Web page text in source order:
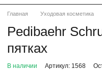
Главная Уходовая косметика
Pedibaehr
пятках
В наличии Артикул: 1568